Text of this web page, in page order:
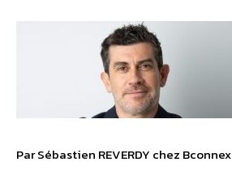
Par Sébastien REVERDY chez Bconnex